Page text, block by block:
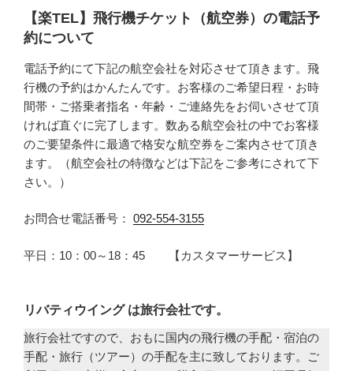
【楽TEL】飛行機チケット（航空券）の電話予
約について
電話予約にて下記の航空会社を対応させて頂きます。飛
行機の予約はかんたんです。お客様のご希望日程・お時
間帯・ご搭乗者指名・年齢・ご連絡先をお伺いさせて頂
ければ直ぐに完了します。数ある航空会社の中でお客様
のご要望条件に最適で格安な航空券をご案内させて頂き
ます。（航空会社の特徴などは下記をご参考にされて下
さい。）
お問合せ電話番号： 092-554-3155
平日：10：00～18：45 【カスタマーサービス】
リバティウイング は旅行会社です。
旅行会社ですので、おもに国内の飛行機の手配・宿泊の
手配・旅行（ツアー）の手配を主に致しております。ご